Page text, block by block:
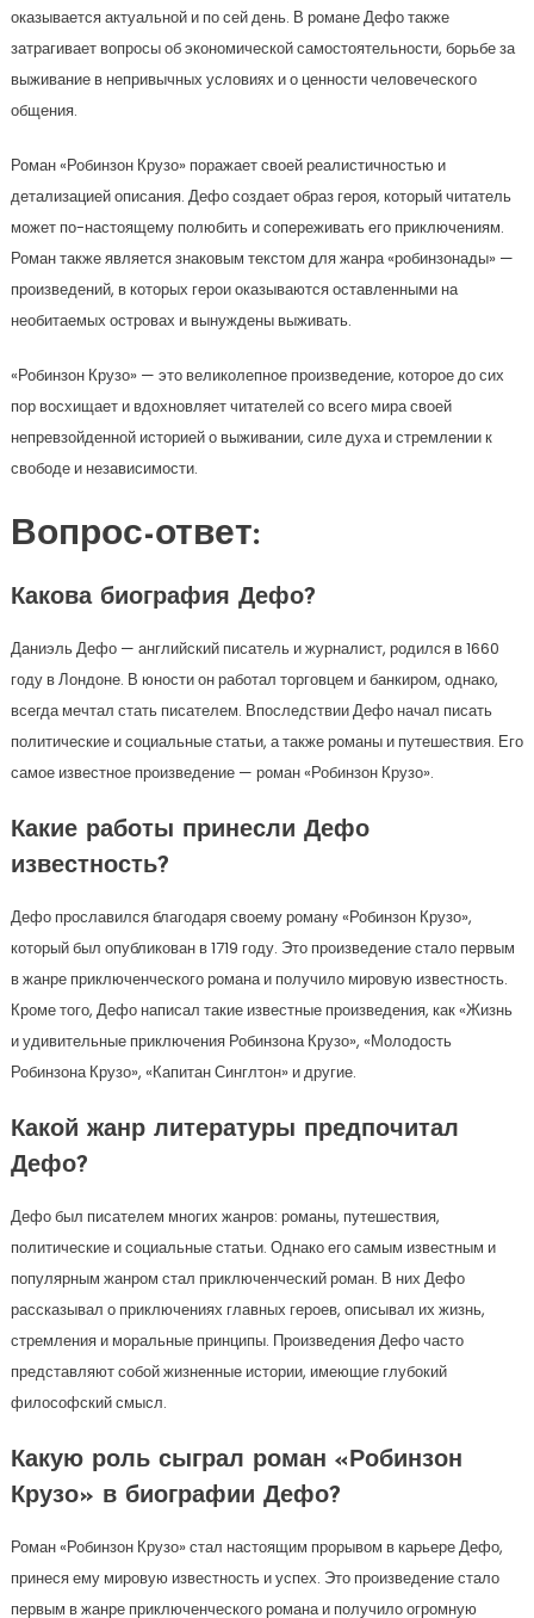
оказывается актуальной и по сей день. В романе Дефо также
затрагивает вопросы об экономической самостоятельности, борьбе за
выживание в непривычных условиях и о ценности человеческого
общения.
Роман «Робинзон Крузо» поражает своей реалистичностью и
детализацией описания. Дефо создает образ героя, который читатель
может по-настоящему полюбить и сопереживать его приключениям.
Роман также является знаковым текстом для жанра «робинзонады» —
произведений, в которых герои оказываются оставленными на
необитаемых островах и вынуждены выживать.
«Робинзон Крузо» — это великолепное произведение, которое до сих
пор восхищает и вдохновляет читателей со всего мира своей
непревзойденной историей о выживании, силе духа и стремлении к
свободе и независимости.
Вопрос-ответ:
Какова биография Дефо?
Даниэль Дефо — английский писатель и журналист, родился в 1660
году в Лондоне. В юности он работал торговцем и банкиром, однако,
всегда мечтал стать писателем. Впоследствии Дефо начал писать
политические и социальные статьи, а также романы и путешествия. Его
самое известное произведение — роман «Робинзон Крузо».
Какие работы принесли Дефо
известность?
Дефо прославился благодаря своему роману «Робинзон Крузо»,
который был опубликован в 1719 году. Это произведение стало первым
в жанре приключенческого романа и получило мировую известность.
Кроме того, Дефо написал такие известные произведения, как «Жизнь
и удивительные приключения Робинзона Крузо», «Молодость
Робинзона Крузо», «Капитан Синглтон» и другие.
Какой жанр литературы предпочитал
Дефо?
Дефо был писателем многих жанров: романы, путешествия,
политические и социальные статьи. Однако его самым известным и
популярным жанром стал приключенческий роман. В них Дефо
рассказывал о приключениях главных героев, описывал их жизнь,
стремления и моральные принципы. Произведения Дефо часто
представляют собой жизненные истории, имеющие глубокий
философский смысл.
Какую роль сыграл роман «Робинзон
Крузо» в биографии Дефо?
Роман «Робинзон Крузо» стал настоящим прорывом в карьере Дефо,
принеся ему мировую известность и успех. Это произведение стало
первым в жанре приключенческого романа и получило огромную